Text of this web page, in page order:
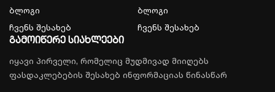
ბლოგი
ჩვენს შესახებ
ბლოგი
ჩვენს შესახებ
გამოიწერე სიახლეები
იყავი პირველი, რომელიც მუდმივად მიიღებს
ფასდაკლებების შესახებ ინფორმაციას წინასწარ